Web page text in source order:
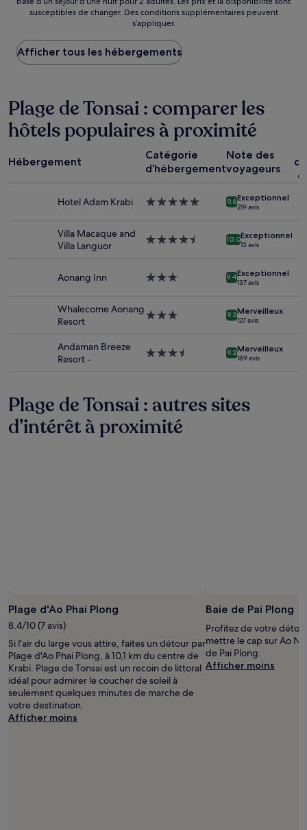
par
nuit
plus
bas
trouvé
des
24 dernières
heures
sur
base
susceptibles
peuvent
s’appliquer.
susceptibles de changer. Des conditions supplémentaires peuvent
s’appliquer.
Afficher tous les hébergements
Plage de Tonsai : comparer les
hôtels populaires à proximité
Hébergement
Catégorie
d’hébergement
Note des
voyageurs
Hotel Adam Krabi
Hébergement
9.8Exceptionnel
219 avis
Villa Macaque and
Villa Languor
Hébergement
10.0Exceptionnel
13 avis
Aonang Inn
Hébergement
9.4Exceptionnel
137 avis
Whalecome Aonang
Resort
Hébergement
9.2Merveilleux
127 avis
Andaman Breeze
Resort -
Hébergement
9.2Merveilleux
189 avis
Plage de Tonsai : autres sites
d’intérêt à proximité
libre
droits
prise
par
Zsombi
Plage d'Ao Phai Plong
8.4/10 (7 avis)
Si l'air du large vous attire, faites un détour par
Plage d'Ao Phai Plong, à 10,1 km du centre de
Krabi. Plage de Tonsai est un recoin de littoral
idéal pour admirer le coucher de soleil à
seulement quelques minutes de marche de
votre destination.
Afficher moins
Baie de Pai Plong
Profitez de votre
mettre le cap sur Ao
de Pai Plong.
Afficher moins